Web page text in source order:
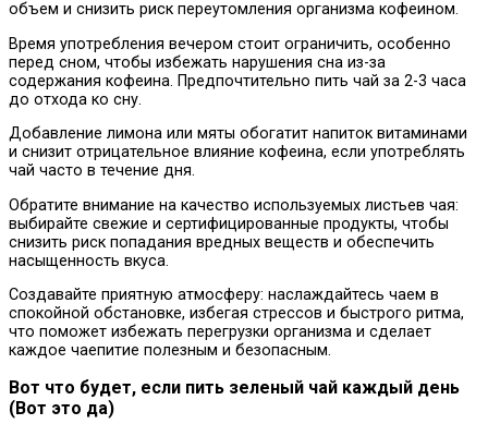
объем и снизить риск переутомления организма кофеином.
Время употребления вечером стоит ограничить, особенно
перед сном, чтобы избежать нарушения сна из-за
содержания кофеина. Предпочтительно пить чай за 2-3 часа
до отхода ко сну.
Добавление лимона или мяты обогатит напиток витаминами
и снизит отрицательное влияние кофеина, если употреблять
чай часто в течение дня.
Обратите внимание на качество используемых листьев чая:
выбирайте свежие и сертифицированные продукты, чтобы
снизить риск попадания вредных веществ и обеспечить
насыщенность вкуса.
Создавайте приятную атмосферу: наслаждайтесь чаем в
спокойной обстановке, избегая стрессов и быстрого ритма,
что поможет избежать перегрузки организма и сделает
каждое чаепитие полезным и безопасным.
Вот что будет, если пить зеленый чай каждый день
(Вот это да)